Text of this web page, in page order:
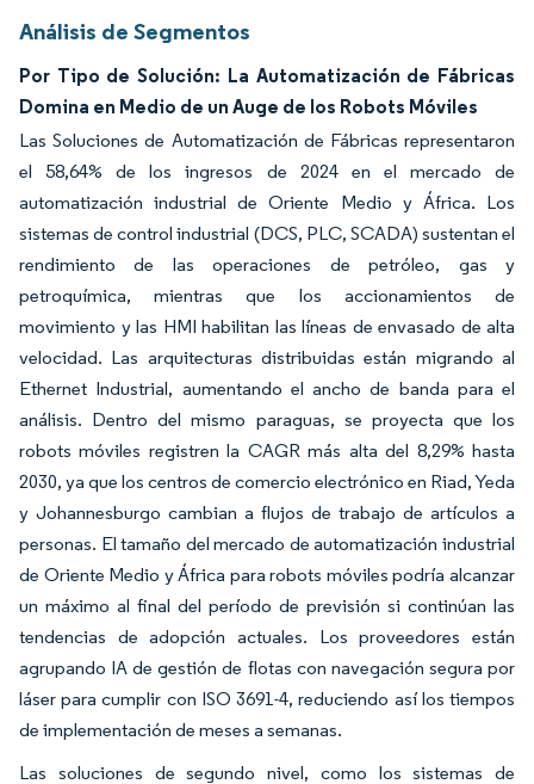
Análisis de Segmentos
Por Tipo de Solución: La Automatización de Fábricas
Domina en Medio de un Auge de los Robots Móviles
Las Soluciones de Automatización de Fábricas representaron
el 58,64% de los ingresos de 2024 en el mercado de
automatización industrial de Oriente Medio y África. Los
sistemas de control industrial (DCS, PLC, SCADA) sustentan el
rendimiento de las operaciones de petróleo, gas y
petroquímica, mientras que los accionamientos de
movimiento y las HMI habilitan las líneas de envasado de alta
velocidad. Las arquitecturas distribuidas están migrando al
Ethernet Industrial, aumentando el ancho de banda para el
análisis. Dentro del mismo paraguas, se proyecta que los
robots móviles registren la CAGR más alta del 8,29% hasta
2030, ya que los centros de comercio electrónico en Riad, Yeda
y Johannesburgo cambian a flujos de trabajo de artículos a
personas. El tamaño del mercado de automatización industrial
de Oriente Medio y África para robots móviles podría alcanzar
un máximo al final del período de previsión si continúan las
tendencias de adopción actuales. Los proveedores están
agrupando IA de gestión de flotas con navegación segura por
láser para cumplir con ISO 3691-4, reduciendo así los tiempos
de implementación de meses a semanas.
Las soluciones de segundo nivel, como los sistemas de